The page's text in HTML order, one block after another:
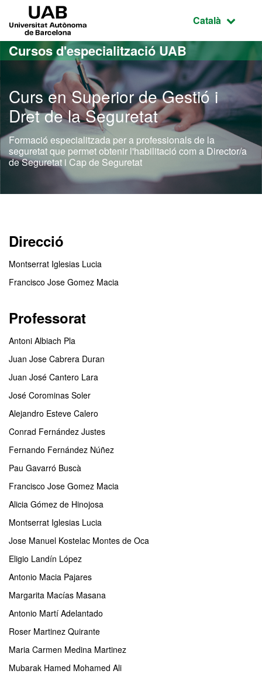
Ves al contingut principal
Ves a la navegació de la pàgina
Idioma
Català
Cursos d'especialització UAB
Curs en Superior de Gestió i
Dret de la Seguretat
Formació especialitzada per a professionals de la
seguretat que permet obtenir l'habilitació com a Director/a
de Seguretat i Cap de Seguretat
Direcció
Montserrat Iglesias Lucia
Francisco Jose Gomez Macia
Professorat
Antoni Albiach Pla
Juan Jose Cabrera Duran
Juan José Cantero Lara
José Corominas Soler
Alejandro Esteve Calero
Conrad Fernández Justes
Fernando Fernández Núñez
Pau Gavarró Buscà
Francisco Jose Gomez Macia
Alicia Gómez de Hinojosa
Montserrat Iglesias Lucia
Jose Manuel Kostelac Montes de Oca
Eligio Landín López
Antonio Macia Pajares
Margarita Macías Masana
Antonio Martí Adelantado
Roser Martinez Quirante
Maria Carmen Medina Martinez
Mubarak Hamed Mohamed Ali